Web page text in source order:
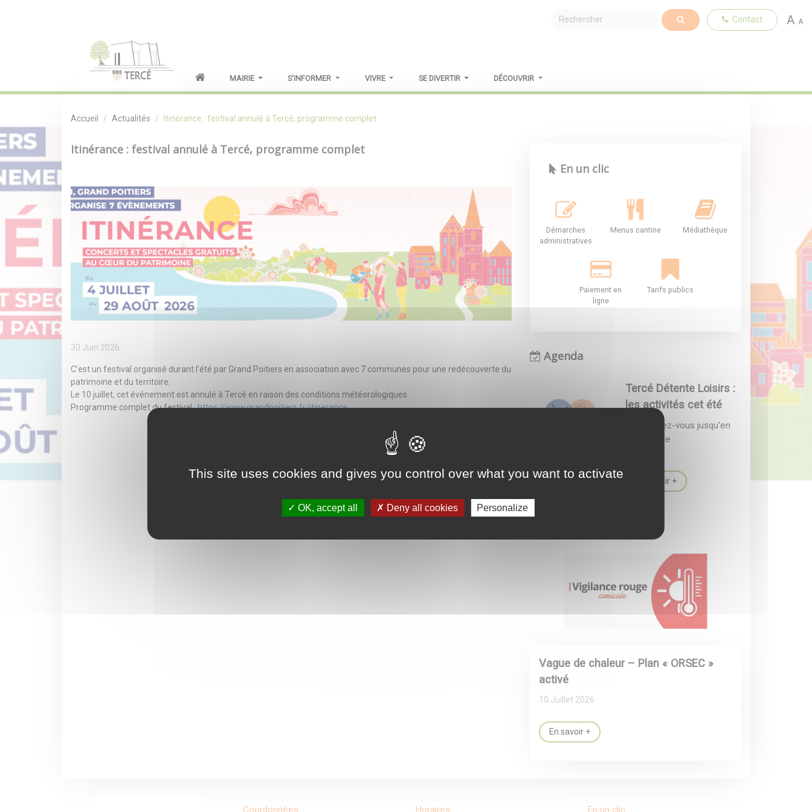
Contact A A
MAIRIE S'INFORMER VIVRE SE DIVERTIR DÉCOUVRIR
Accueil Actualités Itinérance : festival annulé à Tercé, programme complet
Itinérance : festival annulé à Tercé, programme complet
30 Juin 2026
C’est un festival organisé durant l’été par Grand Poitiers en association avec 7 communes pour une redécouverte du
patrimoine et du territoire.
Le 10 juillet, cet événement est annulé à Tercé en raison des conditions météorologiques.
Programme complet du festival :https://www.grandpoitiers.fr/itinerance
En un clic
Démarches
administratives
Menus cantine Médiathèque
Paiement en
ligne
Tarifs publics
Agenda
Tercé Détente Loisirs :
les activités cet été
Les rendez-vous jusqu'en
septembre
En savoir +
Vague de chaleur – Plan « ORSEC »
activé
10 Juillet 2026
En savoir +
Coordonnées Horaires En un clic
This site uses cookies and gives you control over what you want to activate
OK, accept all Deny all cookies Personalize